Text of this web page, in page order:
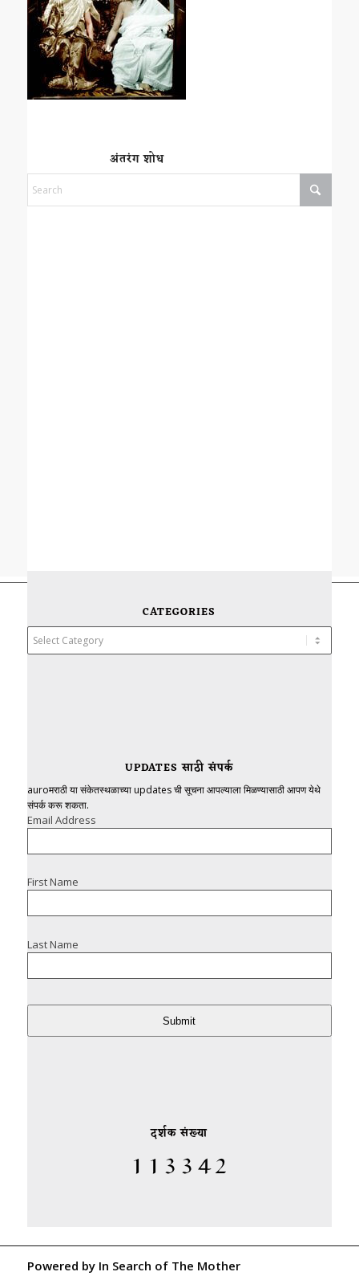
अंतरंग शोध
CATEGORIES
UPDATES साठी संपर्क
auroमराठी या संकेतस्थळाच्या updates ची सूचना आपल्याला मिळण्यासाठी आपण येथे
संपर्क करू शकता.
Email Address
First Name
Last Name
Submit
दर्शक संख्या
Powered by In Search of The Mother